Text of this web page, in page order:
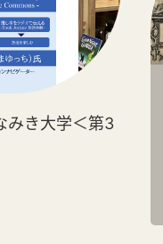
き大学＜第3